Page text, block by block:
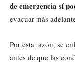
de emergencia sí
evacuar más
Por esta razón, se
antes de que las